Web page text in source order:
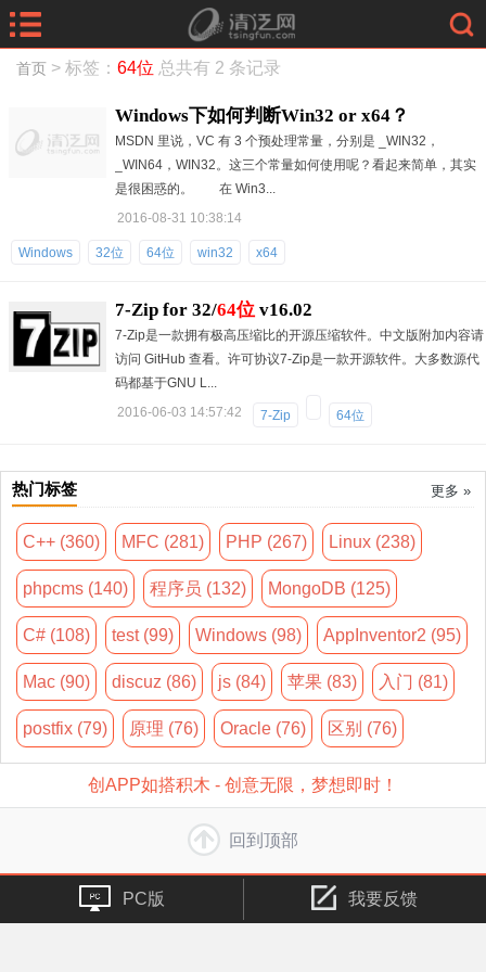
首页 > 标签： 64位 总共有 2 条记录
Windows下如何判断Win32 or x64？
MSDN 里说，VC 有 3 个预处理常量，分别是 _WIN32，
_WIN64，WIN32。这三个常量如何使用呢？看起来简单，其实
是很困惑的。 在 Win3...
2016-08-31 10:38:14
Windows 32位 64位 win32 x64
7-Zip for 32/64位 v16.02
7-Zip是一款拥有极高压缩比的开源压缩软件。中文版附加内容请
访问 GitHub 查看。许可协议7-Zip是一款开源软件。大多数源代
码都基于GNU L...
2016-06-03 14:57:42
7-Zip 64位
热门标签 更多 »
C++ (360) MFC (281) PHP (267) Linux (238)
phpcms (140) 程序员 (132) MongoDB (125)
C# (108) test (99) Windows (98) AppInventor2 (95)
Mac (90) discuz (86) js (84) 苹果 (83) 入门 (81)
postfix (79) 原理 (76) Oracle (76) 区别 (76)
创APP如搭积木 - 创意无限，梦想即时！
回到顶部
PC版 我要反馈